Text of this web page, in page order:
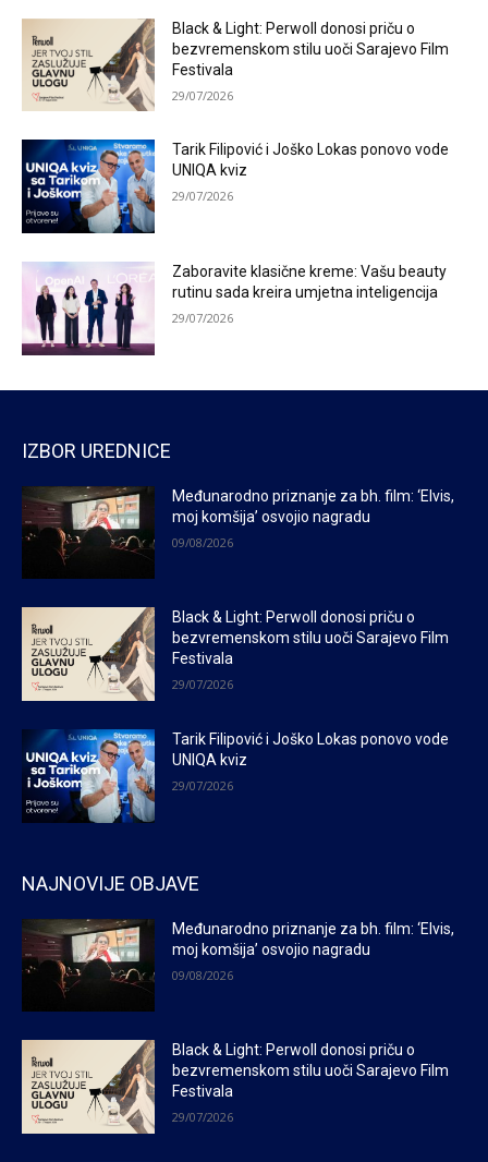
Black & Light: Perwoll donosi priču o
bezvremenskom stilu uoči Sarajevo Film
Festivala
29/07/2026
Tarik Filipović i Joško Lokas ponovo vode
UNIQA kviz
29/07/2026
Zaboravite klasične kreme: Vašu beauty
rutinu sada kreira umjetna inteligencija
29/07/2026
IZBOR UREDNICE
Međunarodno priznanje za bh. film: ‘Elvis,
moj komšija’ osvojio nagradu
09/08/2026
Black & Light: Perwoll donosi priču o
bezvremenskom stilu uoči Sarajevo Film
Festivala
29/07/2026
Tarik Filipović i Joško Lokas ponovo vode
UNIQA kviz
29/07/2026
NAJNOVIJE OBJAVE
Međunarodno priznanje za bh. film: ‘Elvis,
moj komšija’ osvojio nagradu
09/08/2026
Black & Light: Perwoll donosi priču o
bezvremenskom stilu uoči Sarajevo Film
Festivala
29/07/2026